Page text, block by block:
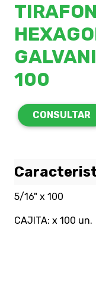
100
CONSULTAR
5/16" x 100
CAJITA: x 100 un.